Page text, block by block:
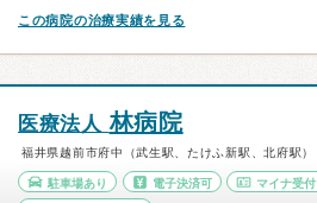
この病院の治療実績を見る
医療法人林病院
福井県越前市府中（武生駅、たけふ新駅、北府駅）
駐車場あり 電子決済可 マイナ受付